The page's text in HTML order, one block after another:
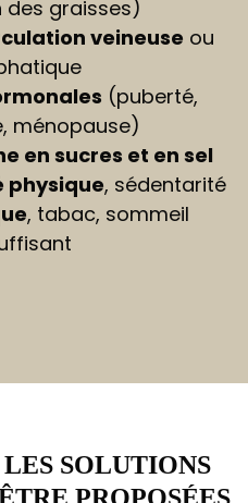
graisses)
veineuse ou
(puberté,
ménopause)
en sucres et en sel
physique, sédentarité
, tabac, sommeil
SOLUTIONS
PROPOSÉES